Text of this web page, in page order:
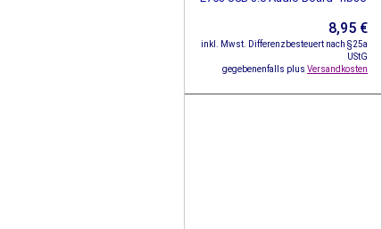
8,95 €
inkl. Mwst. Differenzbesteuert nach §25a
UStG
gegebenenfalls plus Versandkosten